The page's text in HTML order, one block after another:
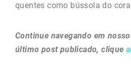
quentes como bússola do
Continue navegando em
último post publicado, clique